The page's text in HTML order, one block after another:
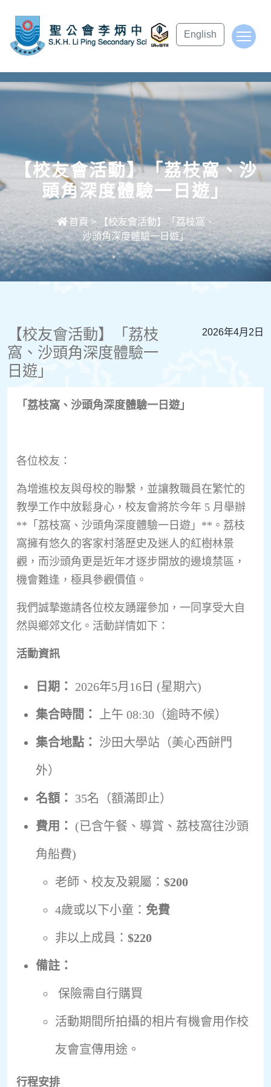
English
【校友會活動】「荔枝窩、沙
頭角深度體驗一日遊」
首頁 >
【校友會活動】「荔枝窩、
沙頭角深度體驗一日遊」
【校友會活動】「荔枝
窩、沙頭角深度體驗一
日遊」
2026年4月2日
「荔枝窩、沙頭角深度體驗一日遊」
各位校友：
為增進校友與母校的聯繫，並讓教職員在繁忙的
教學工作中放鬆身心，校友會將於今年 5 月舉辦
**「荔枝窩、沙頭角深度體驗一日遊」**。荔枝
窩擁有悠久的客家村落歷史及迷人的紅樹林景
觀，而沙頭角更是近年才逐步開放的邊境禁區，
機會難逢，極具參觀價值。
我們誠摯邀請各位校友踴躍參加，一同享受大自
然與鄉郊文化。活動詳情如下：
活動資訊
日期： 2026年5月16日 (星期六)
集合時間： 上午 08:30（逾時不候）
集合地點： 沙田大學站（美心西餅門
外）
名額： 35名（額滿即止）
費用： (已含午餐、導賞、荔枝窩往沙頭
角船費)
老師、校友及親屬： $200
4歲或以下小童： 免費
非以上成員： $220
備註：
保險需自行購買
活動期間所拍攝的相片有機會用作校
友會宣傳用途。
行程安排